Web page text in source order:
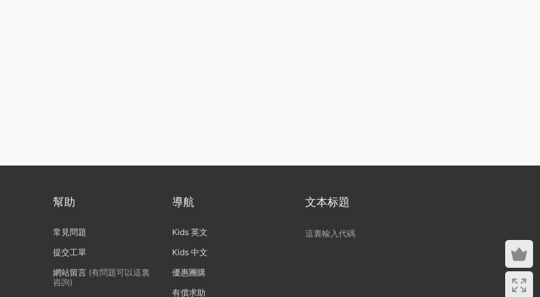
幫助
常見問題
提交工單
網站留言 (有問題可以這裏
咨詢)
導航
Kids 英文
Kids 中文
優惠團購
有償求助
文本标題
這裏輸入代碼